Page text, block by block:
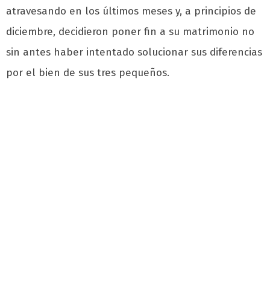
atravesando en los últimos meses y, a principios de
diciembre, decidieron poner fin a su matrimonio no
sin antes haber intentado solucionar sus diferencias
por el bien de sus tres pequeños.